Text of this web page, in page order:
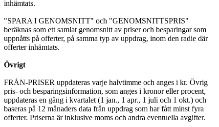
inhämtats.
"SPARA I GENOMSNITT" och "GENOMSNITTSPRIS"
beräknas som ett samlat genomsnitt av priser och besparingar som
uppnåtts på offerter, på samma typ av uppdrag, inom den radie där
offerter inhämtats.
Övrigt
FRÅN-PRISER uppdateras varje halvtimme och anges i kr. Övrig
pris- och besparingsinformation, som anges i kronor eller procent,
uppdateras en gång i kvartalet (1 jan., 1 apr., 1 juli och 1 okt.) och
baseras på 12 månaders data från uppdrag som har fått minst fyra
offerter. Priserna är inklusive moms och andra eventuella avgifter.